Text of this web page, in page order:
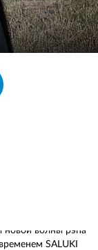
новой волны рэпа
SALUKI